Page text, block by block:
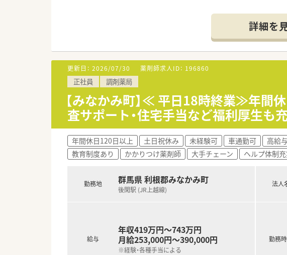
■在宅訪問指導、210店舗で実施されています。
■専門薬剤師様の育成にも力を入れており、研修
■独自のレセコン・薬歴システムを導入していま
ほとんどの店舗で重量監査システムを導入して
■年間休日は実績127日と業界でもトップクラス
■家族手当や住宅手当など、手当面含めて福利厚
■ＯＴＣ、健康食品、サプリメント、化粧品、衛生
■時短制度もお子様が小学校1年生を終了するまで
■数店舗に1名エリアマネージャーを配置してお
詳細を
更新日： 2026/07/30 薬剤師求人ID： 196860
正社員 調剤薬局
【みなかみ町】≪ 平日18時終業≫年間
査サポート・住宅手当など福利厚生も
年間休日120日以上 土日祝休み 未経験可 車通勤可 高給
教育制度あり
かかりつけ薬剤師 大手チェーン ヘルプ体制
勤務地 群馬県 利根郡みなかみ町
後閑駅 (JR上越線)
給与
年収419万円～743万円
月給253,000円～390,000円
※経験・各種手当による
法人
勤務